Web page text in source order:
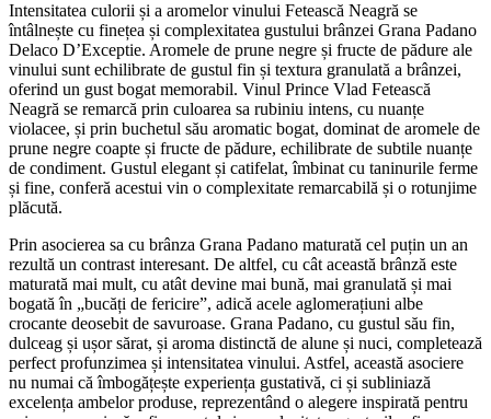
Intensitatea culorii și a aromelor vinului Fetească Neagră se
întâlnește cu finețea și complexitatea gustului brânzei Grana Padano
Delaco D’Exceptie. Aromele de prune negre și fructe de pădure ale
vinului sunt echilibrate de gustul fin și textura granulată a brânzei,
oferind un gust bogat memorabil. Vinul Prince Vlad Fetească
Neagră se remarcă prin culoarea sa rubiniu intens, cu nuanțe
violacee, și prin buchetul său aromatic bogat, dominat de aromele de
prune negre coapte și fructe de pădure, echilibrate de subtile nuanțe
de condiment. Gustul elegant și catifelat, îmbinat cu taninurile ferme
și fine, conferă acestui vin o complexitate remarcabilă și o rotunjime
plăcută.
Prin asocierea sa cu brânza Grana Padano maturată cel puțin un an
rezultă un contrast interesant. De altfel, cu cât această brânză este
maturată mai mult, cu atât devine mai bună, mai granulată și mai
bogată în „bucăți de fericire”, adică acele aglomerațiuni albe
crocante deosebit de savuroase. Grana Padano, cu gustul său fin,
dulceag și ușor sărat, și aroma distinctă de alune și nuci, completează
perfect profunzimea și intensitatea vinului. Astfel, această asociere
nu numai că îmbogățește experiența gustativă, ci și subliniază
excelența ambelor produse, reprezentând o alegere inspirată pentru